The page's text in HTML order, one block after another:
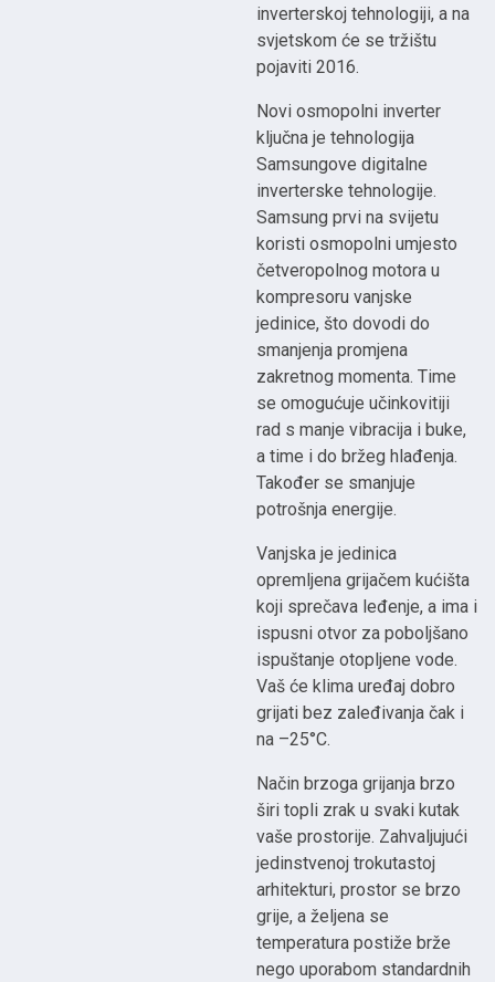
inverterskoj tehnologiji, a na
svjetskom će se tržištu
pojaviti 2016.
Novi osmopolni inverter
ključna je tehnologija
Samsungove digitalne
inverterske tehnologije.
Samsung prvi na svijetu
koristi osmopolni umjesto
četveropolnog motora u
kompresoru vanjske
jedinice, što dovodi do
smanjenja promjena
zakretnog momenta. Time
se omogućuje učinkovitiji
rad s manje vibracija i buke,
a time i do bržeg hlađenja.
Također se smanjuje
potrošnja energije.
Vanjska je jedinica
opremljena grijačem kućišta
koji sprečava leđenje, a ima i
ispusni otvor za poboljšano
ispuštanje otopljene vode.
Vaš će klima uređaj dobro
grijati bez zaleđivanja čak i
na –25°C.
Način brzoga grijanja brzo
širi topli zrak u svaki kutak
vaše prostorije. Zahvaljujući
jedinstvenoj trokutastoj
arhitekturi, prostor se brzo
grije, a željena se
temperatura postiže brže
nego uporabom standardnih